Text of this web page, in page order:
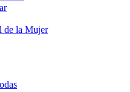
de la Mujer